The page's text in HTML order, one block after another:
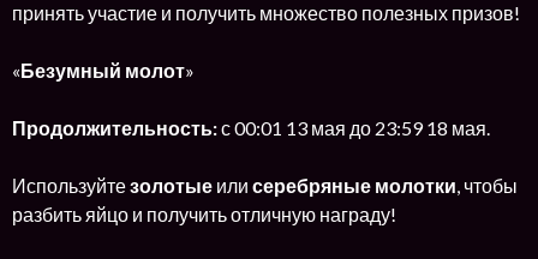
принять участие и получить множество полезных призов!
«Безумный молот»
Продолжительность:с 00:01 13 мая до 23:59 18 мая.
Используйтезолотые или серебряные молотки, чтобы
разбить яйцо и получить отличную награду!